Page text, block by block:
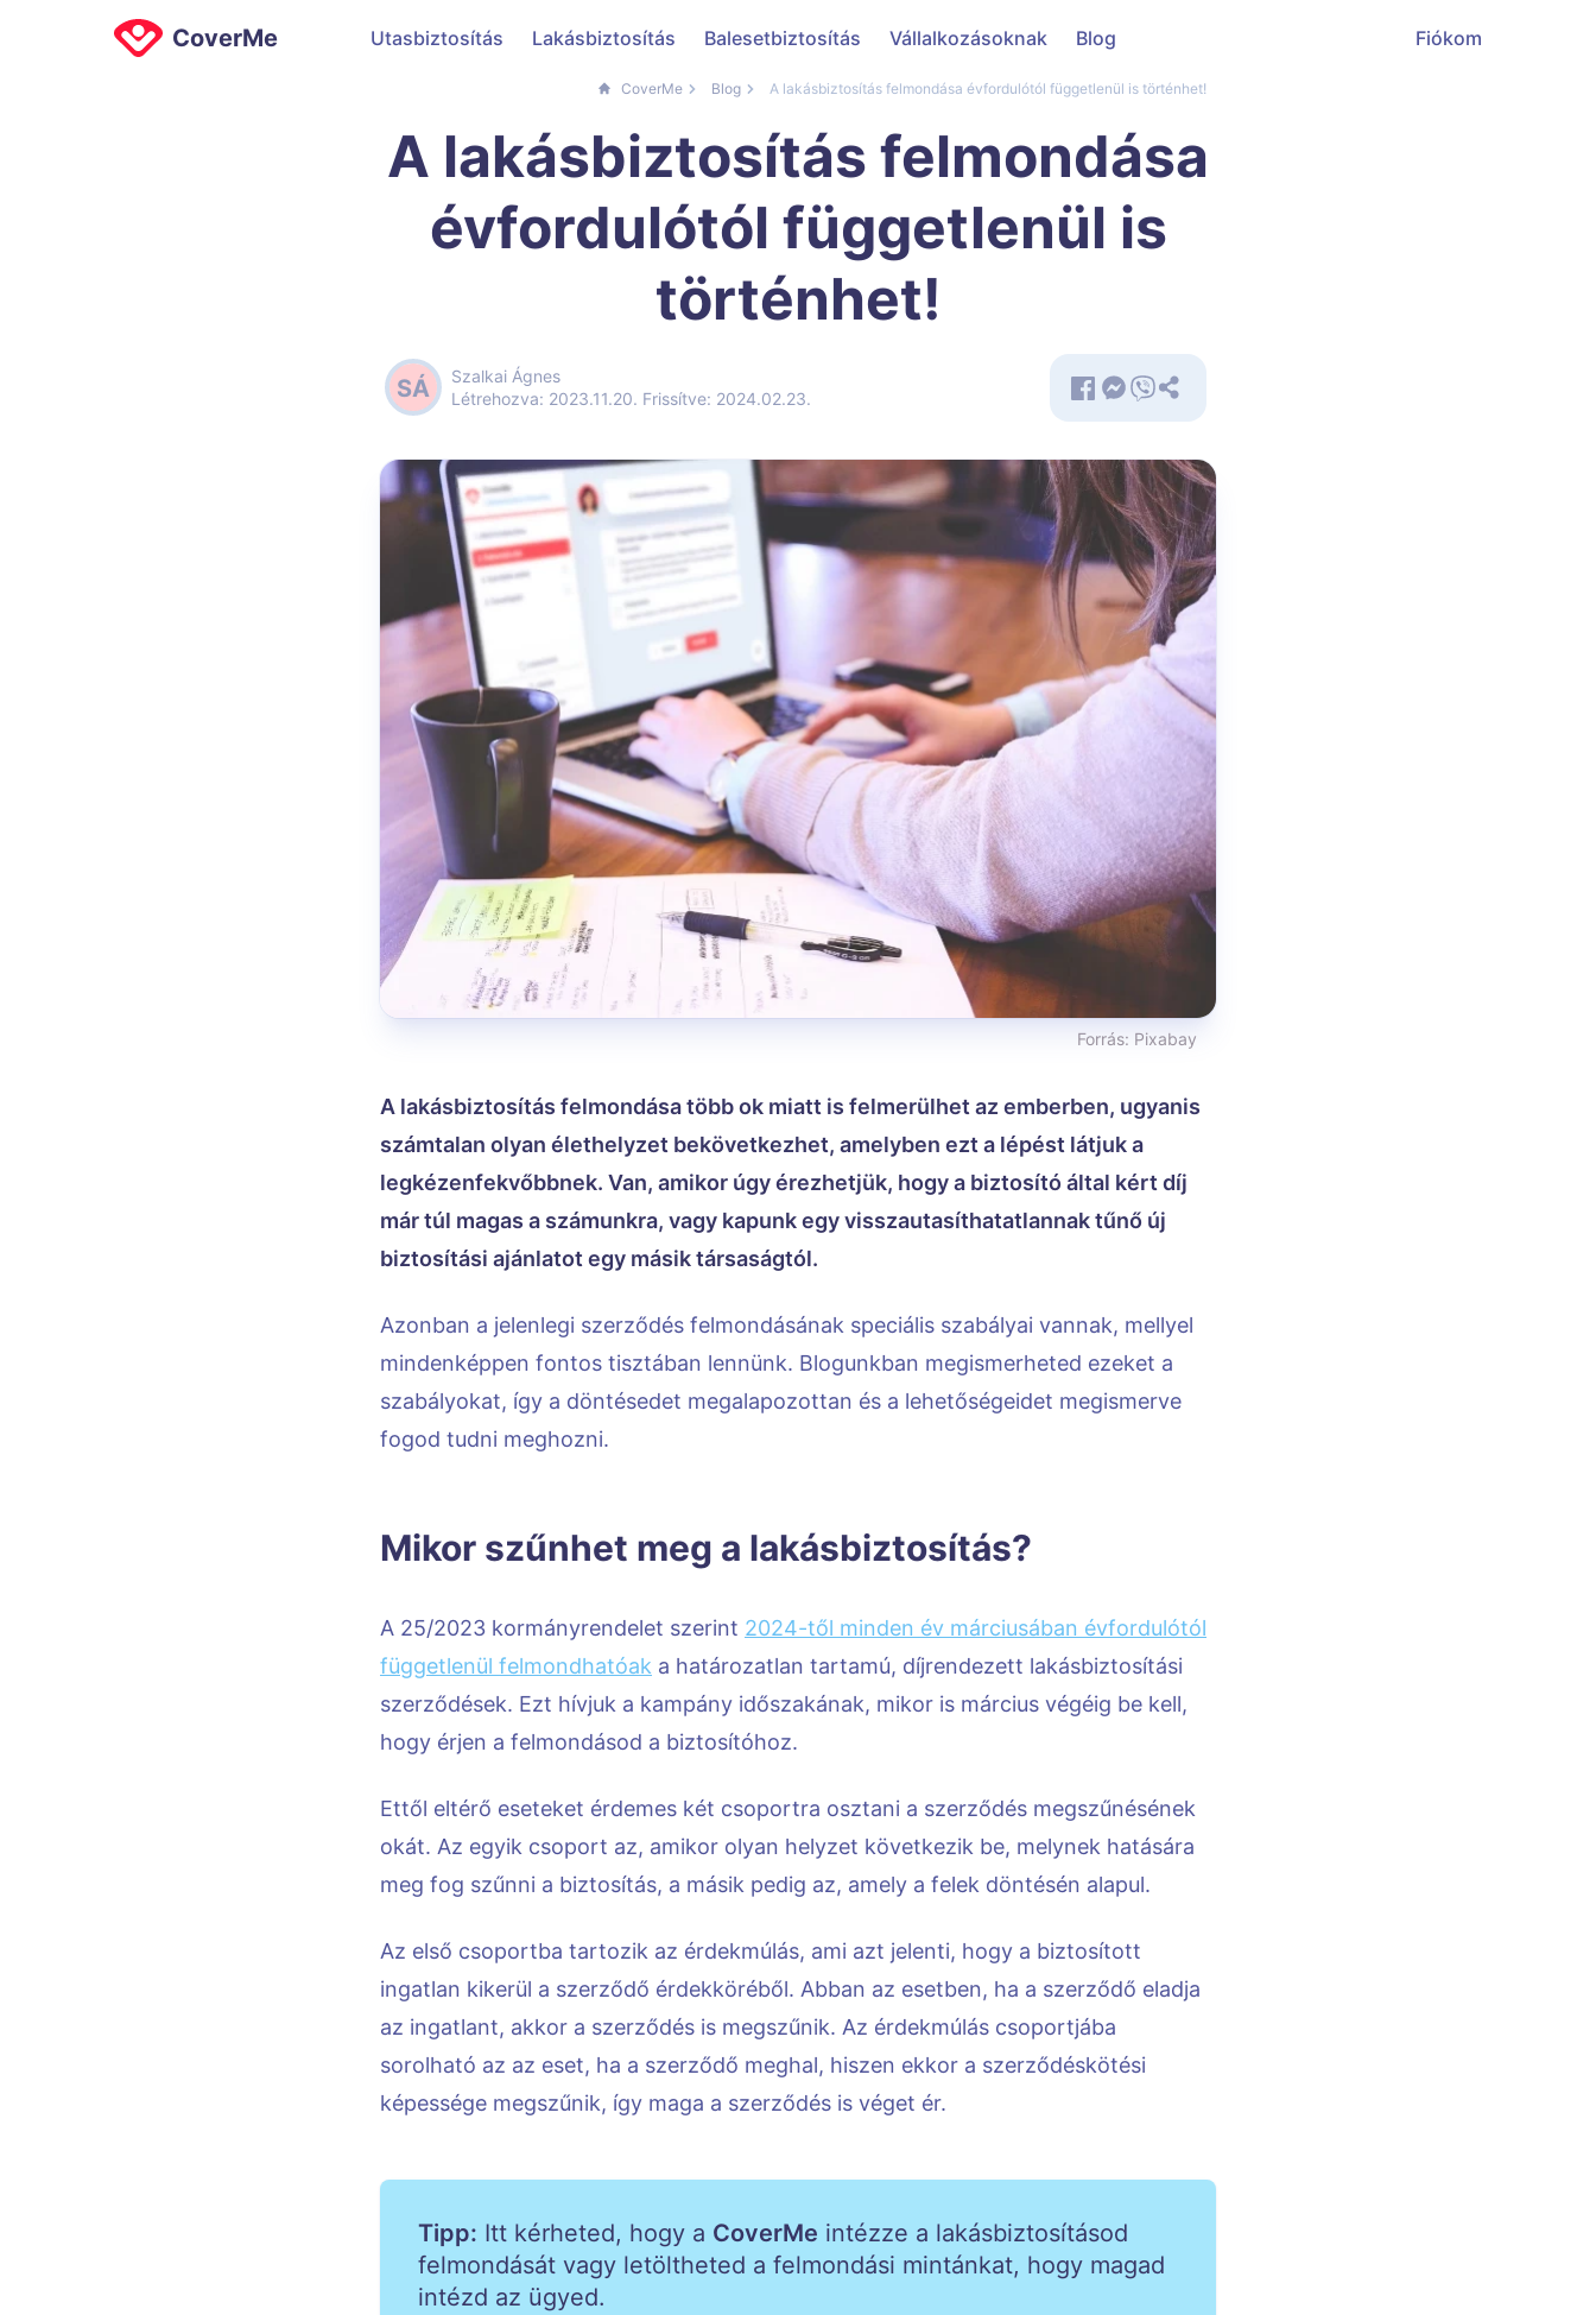
CoverMe Utasbiztosítás Lakásbiztosítás Balesetbiztosítás Vállalkozásoknak Blog Fiókom
CoverMe Blog A lakásbiztosítás felmondása évfordulótól függetlenül is történhet!
A lakásbiztosítás felmondása
évfordulótól függetlenül is
történhet!
SÁ
Szalkai Ágnes
Létrehozva: 2023.11.20. Frissítve: 2024.02.23.
Forrás: Pixabay
A lakásbiztosítás felmondása több ok miatt is felmerülhet az emberben, ugyanis
számtalan olyan élethelyzet bekövetkezhet, amelyben ezt a lépést látjuk a
legkézenfekvőbbnek. Van, amikor úgy érezhetjük, hogy a biztosító által kért díj
már túl magas a számunkra, vagy kapunk egy visszautasíthatatlannak tűnő új
biztosítási ajánlatot egy másik társaságtól.
Azonban a jelenlegi szerződés felmondásának speciális szabályai vannak, mellyel
mindenképpen fontos tisztában lennünk. Blogunkban megismerheted ezeket a
szabályokat, így a döntésedet megalapozottan és a lehetőségeidet megismerve
fogod tudni meghozni.
Mikor szűnhet meg a lakásbiztosítás?
A 25/2023 kormányrendelet szerint 2024-től minden év márciusában évfordulótól
függetlenül felmondhatóak a határozatlan tartamú, díjrendezett lakásbiztosítási
szerződések. Ezt hívjuk a kampány időszakának, mikor is március végéig be kell,
hogy érjen a felmondásod a biztosítóhoz.
Ettől eltérő eseteket érdemes két csoportra osztani a szerződés megszűnésének
okát. Az egyik csoport az, amikor olyan helyzet következik be, melynek hatására
meg fog szűnni a biztosítás, a másik pedig az, amely a felek döntésén alapul.
Az első csoportba tartozik az érdekmúlás, ami azt jelenti, hogy a biztosított
ingatlan kikerül a szerződő érdekköréből. Abban az esetben, ha a szerződő eladja
az ingatlant, akkor a szerződés is megszűnik. Az érdekmúlás csoportjába
sorolható az az eset, ha a szerződő meghal, hiszen ekkor a szerződéskötési
képessége megszűnik, így maga a szerződés is véget ér.
Tipp: Itt kérheted, hogy a CoverMe intézze a lakásbiztosításod
felmondását vagy letöltheted a felmondási mintánkat, hogy magad
intézd az ügyed.